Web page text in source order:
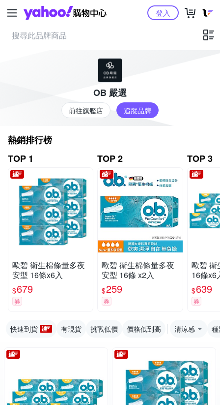
Yahoo購物中心登入
OB 嚴選
前往旗艦店 追蹤品牌
熱銷排行榜
TOP 1
歐碧 衛生棉條量多夜
安型 16條x6入
$679
券
TOP 2
歐碧 衛生棉條量多夜
安型 16條 x2入
$259
券
TOP 3
歐碧 衛
16條x6
$639
券
快速到貨 有現貨 挑戰低價 價格低到高 清涼感